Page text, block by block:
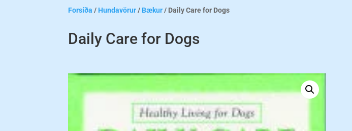
Forsíða / Hundavörur/ Bækur/ Daily Care for Dogs
Daily Care for Dogs